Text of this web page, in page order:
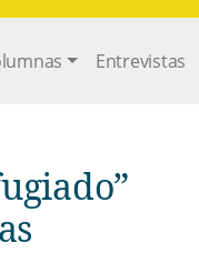
Entrevistas